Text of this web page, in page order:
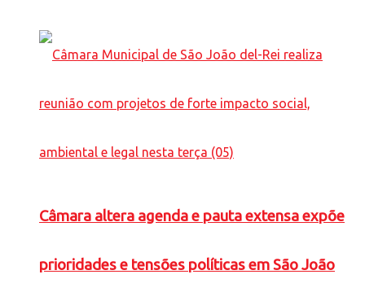
Câmara altera agenda e pauta extensa expõe
prioridades e tensões políticas em São João